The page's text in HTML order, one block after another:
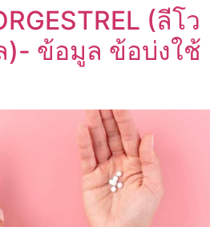
(ลีโว
)- ข้อมูล ข้อบ่งใช้